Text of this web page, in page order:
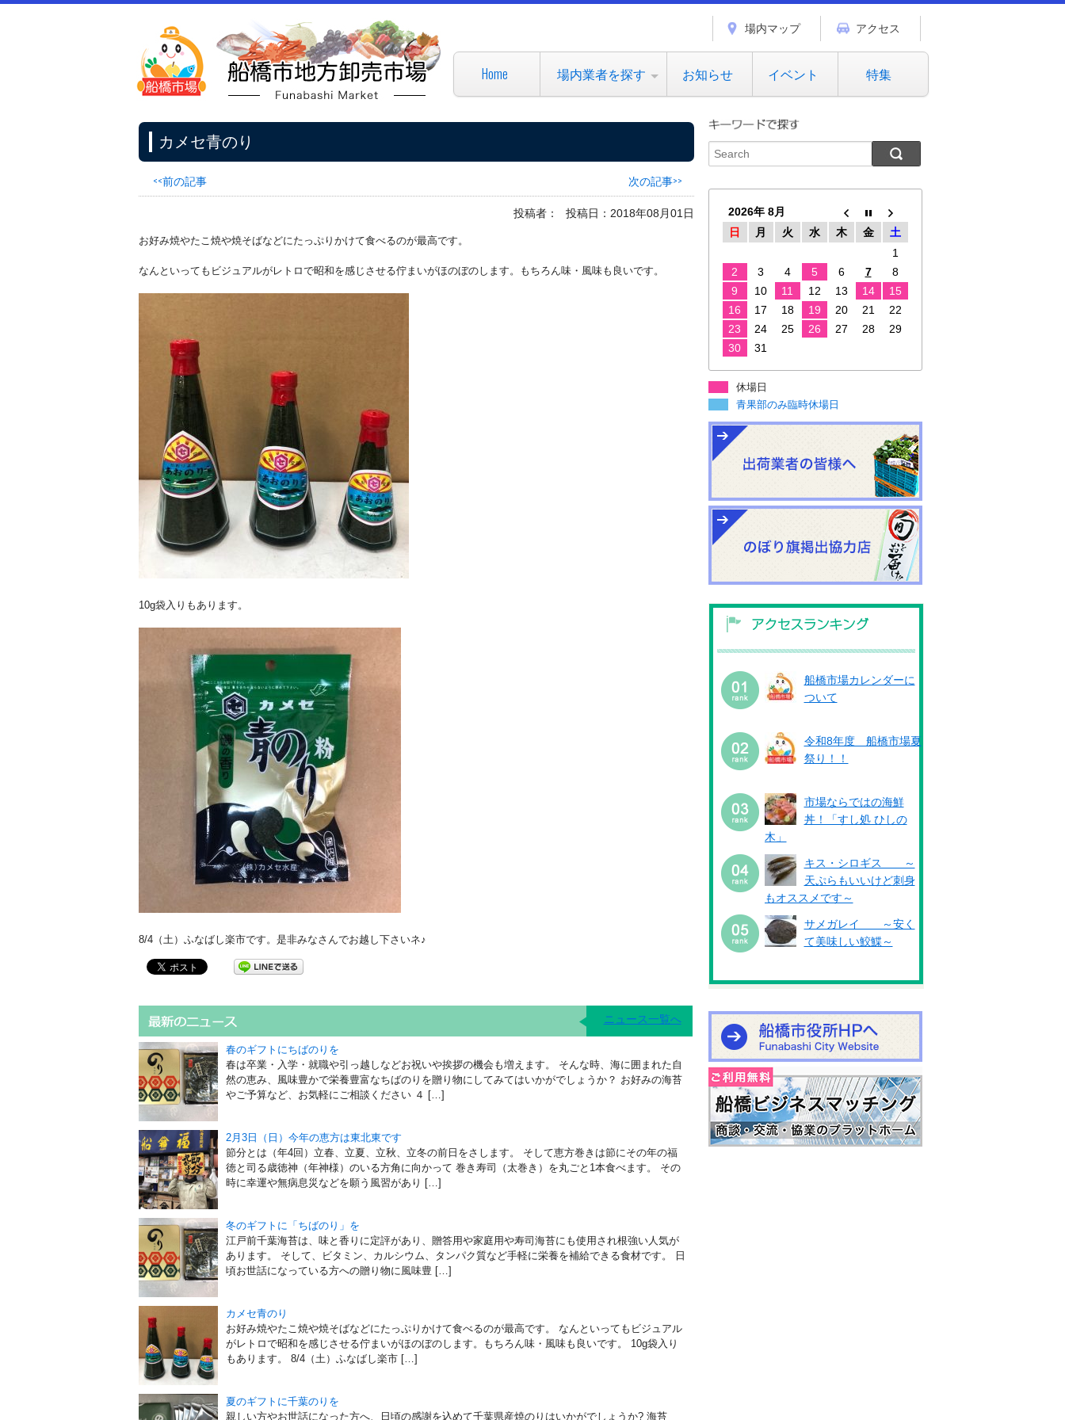
場内マップ アクセス
Home 場内業者を探す お知らせ イベント 特集
カメセ青のり
<<前の記事 次の記事>>
投稿者： 投稿日：2018年08月01日
お好み焼やたこ焼や焼そばなどにたっぷりかけて食べるのが最高です。
なんといってもビジュアルがレトロで昭和を感じさせる佇まいがほのぼのします。もちろん味・風味も良いです。
10g袋入りもあります。
8/4（土）ふなばし楽市です。是非みなさんでお越し下さいネ♪
ニュース一覧へ
春のギフトにちばのりを
春は卒業・入学・就職や引っ越しなどお祝いや挨拶の機会も増えます。 そんな時、海に囲まれた自
然の恵み、風味豊かで栄養豊富なちばのりを贈り物にしてみてはいかがでしょうか？ お好みの海苔
やご予算など、お気軽にご相談ください ４ […]
2月3日（日）今年の恵方は東北東です
節分とは（年4回）立春、立夏、立秋、立冬の前日をさします。 そして恵方巻きは節にその年の福
徳と司る歳徳神（年神様）のいる方角に向かって 巻き寿司（太巻き）を丸ごと1本食べます。 その
時に幸運や無病息災などを願う風習があり […]
冬のギフトに「ちばのり」を
江戸前千葉海苔は、味と香りに定評があり、贈答用や家庭用や寿司海苔にも使用され根強い人気が
あります。 そして、ビタミン、カルシウム、タンパク質など手軽に栄養を補給できる食材です。 日
頃お世話になっている方への贈り物に風味豊 […]
カメセ青のり
お好み焼やたこ焼や焼そばなどにたっぷりかけて食べるのが最高です。 なんといってもビジュアル
がレトロで昭和を感じさせる佇まいがほのぼのします。もちろん味・風味も良いです。 10g袋入り
もあります。 8/4（土）ふなばし楽市 […]
夏のギフトに千葉のりを
親しい方やお世話になった方へ、日頃の感謝を込めて千葉県産焼のりはいかがでしょうか? 海苔
2026年 8月
日
月 火 水 木 金
土
1
2
3 4 5 6 7
8
9
10 11 12 13 14
15
16
17 18 19 20 21
22
23
24 25 26 27 28
29
30
31
休場日
青果部のみ臨時休場日
船橋市場カレンダーに
ついて
令和8年度 船橋市場夏
祭り！！
市場ならではの海鮮
丼！「すし処 ひしの
木」
キス・シロギス ～
天ぷらもいいけど刺身
もオススメです～
サメガレイ ～安く
て美味しい鮫鰈～